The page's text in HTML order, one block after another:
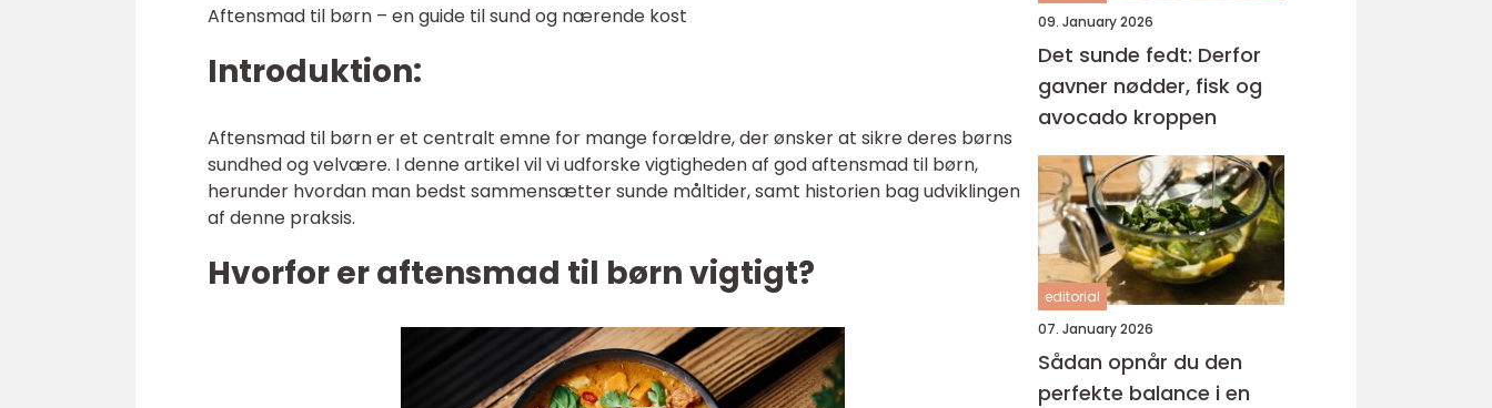
Aftensmad til børn – en guide til sund og nærende kost
Introduktion:
Aftensmad til børn er et centralt emne for mange forældre, der ønsker at sikre deres børns
sundhed og velvære. I denne artikel vil vi udforske vigtigheden af god aftensmad til børn,
herunder hvordan man bedst sammensætter sunde måltider, samt historien bag udviklingen
af denne praksis.
Hvorfor er aftensmad til børn vigtigt?
09. January 2026
Det sunde fedt: Derfor
gavner nødder, fisk og
avocado kroppen
editorial
07. January 2026
Sådan opnår du den
perfekte balance i en